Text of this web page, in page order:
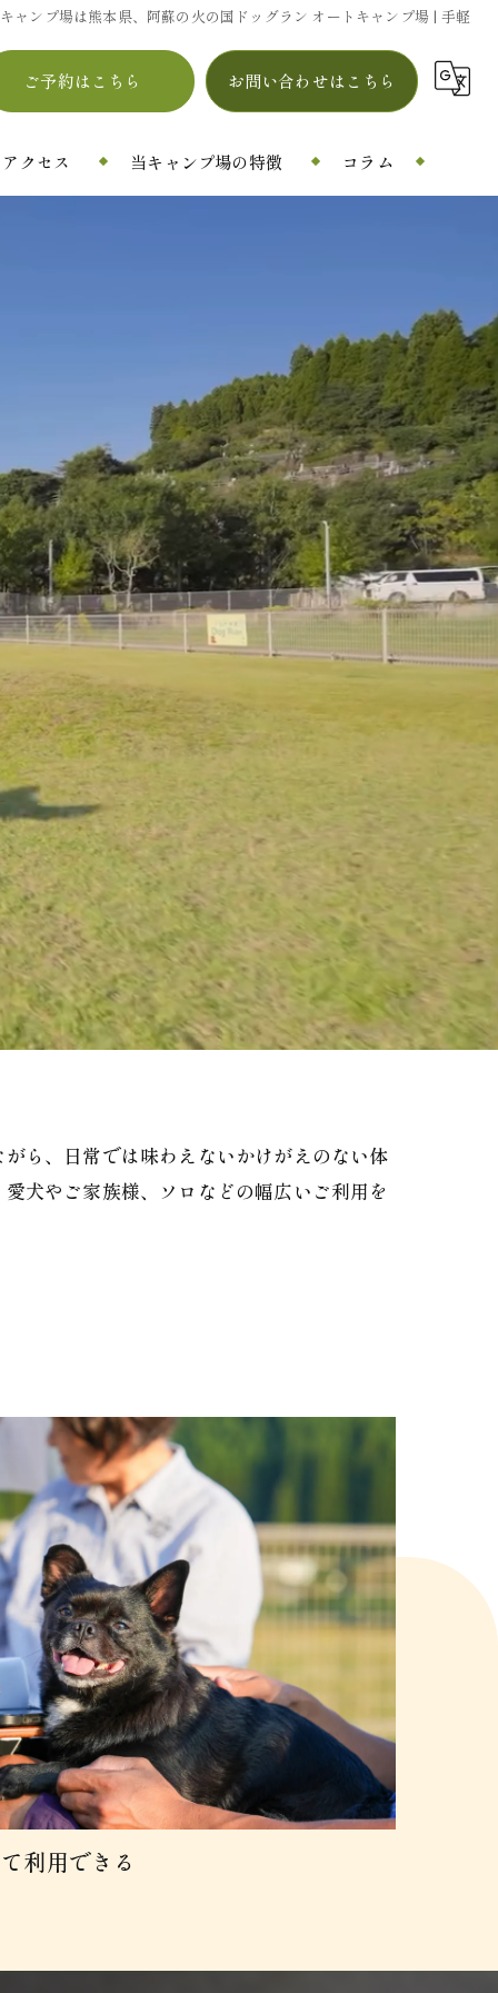
キャンプ場は熊本県、阿蘇の火の国ドッグラン オートキャンプ場 | 手軽
ご予約はこちら お問い合わせはこちら
アクセス 当キャンプ場の特徴
設備
カフェ
コラム
ら、日常では味わえないかけがえのない体
犬やご家族様、ソロなどの幅広いご利用を
利用できる